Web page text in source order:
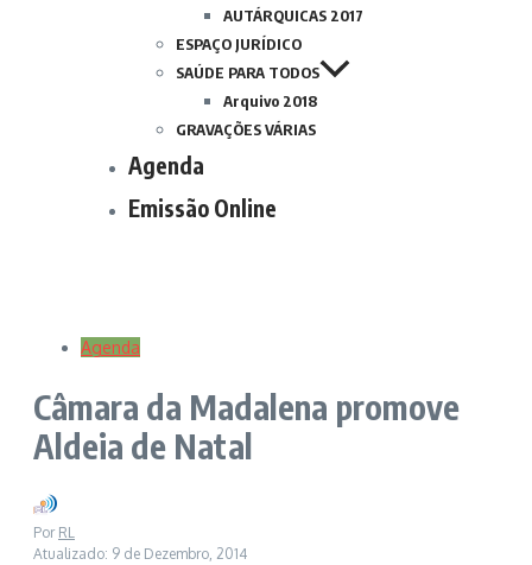
AUTÁRQUICAS 2017
ESPAÇO JURÍDICO
SAÚDE PARA TODOS
Arquivo 2018
GRAVAÇÕES VÁRIAS
Agenda
Emissão Online
Agenda
Câmara da Madalena promove
Aldeia de Natal
Por RL
Atualizado: 9 de Dezembro, 2014